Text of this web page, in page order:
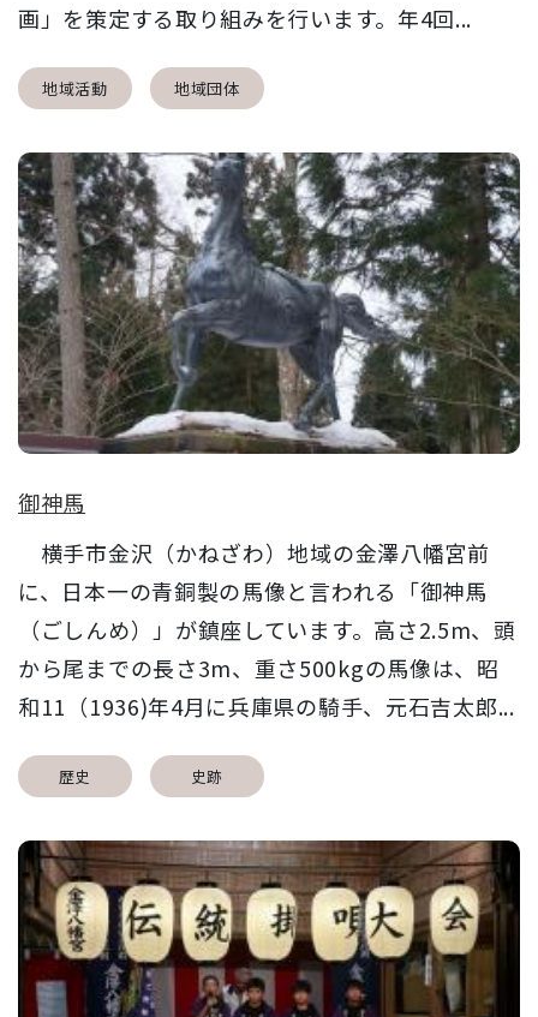
画」を策定する取り組みを行います。年4回...
地域活動 地域団体
御神馬
横手市金沢（かねざわ）地域の金澤八幡宮前
に、日本一の青銅製の馬像と言われる「御神馬
（ごしんめ）」が鎮座しています。高さ2.5m、頭
から尾までの長さ3m、重さ500kgの馬像は、昭
和11（1936)年4月に兵庫県の騎手、元石吉太郎...
歴史 史跡